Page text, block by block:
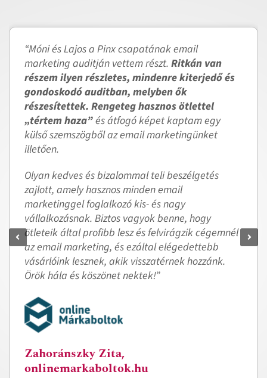
“Móni és Lajos a Pinx csapatának email
marketing auditján vettem részt. Ritkán van
részem ilyen részletes, mindenre kiterjedő és
gondoskodó auditban, melyben ők
részesítettek. Rengeteg hasznos ötlettel
„tértem haza”és átfogó képet kaptam egy
külső szemszögből az email marketingünket
illetően.
Olyan kedves és bizalommal teli beszélgetés
zajlott, amely hasznos minden email
marketinggel foglalkozó kis- és nagy
vállalkozásnak. Biztos vagyok benne, hogy
ötleteik által profibb lesz és felvirágzik cégemnél
az email marketing, és ezáltal elégedettebb
vásárlóink lesznek, akik visszatérnek hozzánk.
Örök hála és köszönet nektek!”
Zahoránszky Zita,
onlinemarkaboltok.hu